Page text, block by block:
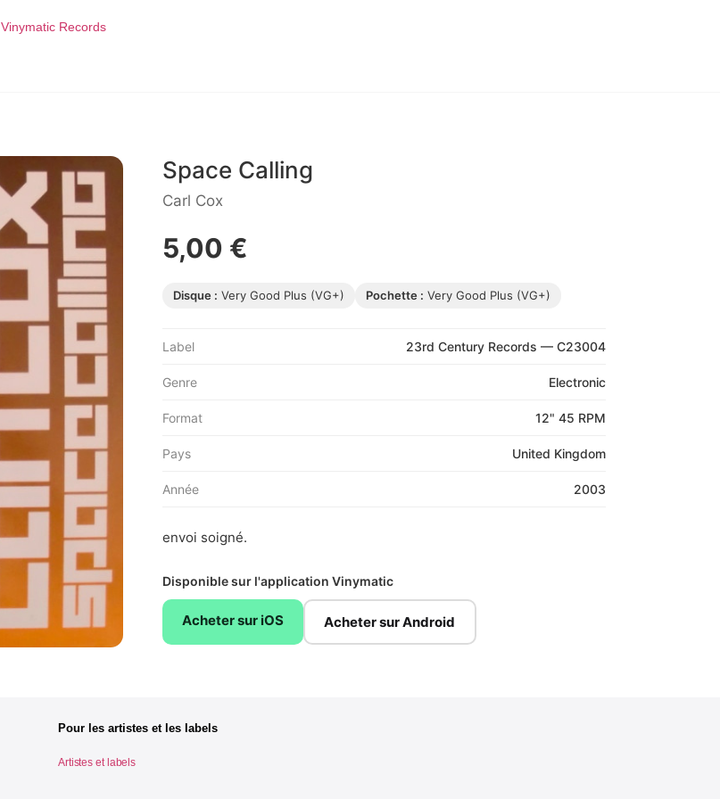
Vinymatic Records
Space Calling
Carl Cox
5,00 €
Disque : Very Good Plus (VG+) Pochette : Very Good Plus (VG+)
Label 23rd Century Records — C23004
Genre Electronic
Format 12" 45 RPM
Pays United Kingdom
Année 2003
envoi soigné.
Disponible sur l'application Vinymatic
Acheter sur iOS Acheter sur Android
Pour les artistes et les labels
Artistes et labels